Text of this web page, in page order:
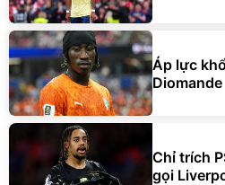
Áp lực
Diomande
Chỉ trích
gọi